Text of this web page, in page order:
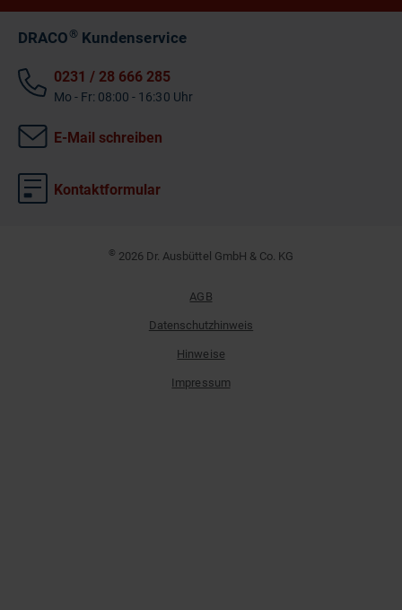
DRACO®Kundenservice
0231 / 28 666 285
Mo - Fr: 08:00 - 16:30 Uhr
E-Mail schreiben
Kontaktformular
© 2026 Dr. Ausbüttel GmbH & Co. KG
AGB
Datenschutzhinweis
Hinweise
Impressum